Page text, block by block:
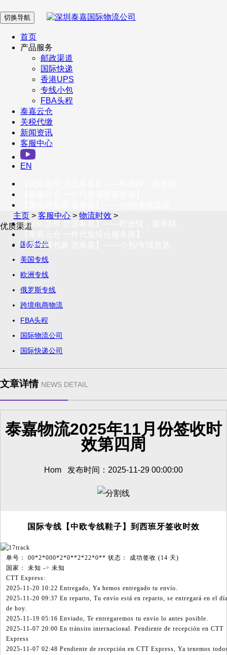
在 线 客 服
企业微信
订阅号
客户服务热线
400-098-5699
联系我们
切换导航
首页
产品服务
邮政渠道
国际快递
香港UPS
专线小包
FBA头程
泰嘉云仓
关税代缴
新闻资讯
客服中心
EN
【国际急件 优选泰嘉】——时效快，服务稳
【发全球包裹 选泰嘉】——小包/专线首选
主页 >客服中心 >物流时效 >
优质渠道
国际货代
美国专线
欧洲专线
俄罗斯专线
跨境电商物流
FBA头程
国际物流公司
国际快递公司
文章详情 NEWS DETAIL
泰嘉物流2025年11月份签收时
效第四周
Hom 发布时间：2025-11-29 00:00:00
国际专线【中欧专线鞋子】到西班牙签收时效
单号： 00*2*000*2*0**2*22*0** 状态： 成功签收 (14 天)
国家： 未知 -> 未知
CTT Express:
2025-11-20 10:22 Entregado, Ya hemos entregado tu envío.
2025-11-20 09:37 En reparto, Tu envío está en reparto, se entregará en el
de hoy.
2025-11-19 05:16 Enviado, Te entregaremos tu envío lo antes posible.
2025-11-07 20:00 En tránsito internacional. Pendiente de recepción en CTT
Express
2025-11-07 02:48 Pendiente de recepción en CTT Express, Ya tenemos